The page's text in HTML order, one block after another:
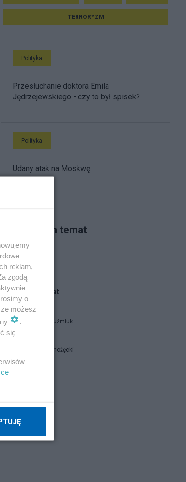
TERRORYZM
Polityka
Przesłuchanie doktora Emila
Jędrzejewskiego - czy to był spisek?
Polityka
Udany atak na Moskwę
Piszą na ten temat
Blogi na ten temat
Zbigniew Kuźmiuk
Łukasz Sianożęcki
reklam,
zgodą
o
możesz
.
się